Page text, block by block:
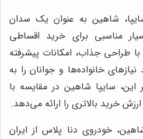
شاهین به عنوان یک سدان
مناسبی برای خرید اقساطی
طراحی جذاب، امکانات پیشرفته
خانواده‌ها و جوانان را به
این، سایپا شاهین در مقایسه با
خرید بالاتری را ارائه می‌دهد.
خودروی دنا پلاس از ایران